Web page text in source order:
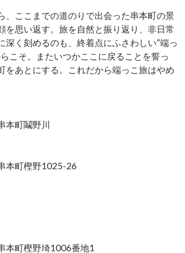
、ここまでの道のりで出会った串本町の景
を思い返す。旅を自然と振り返り、非日常
深く刻めるのも、終着点にふさわしい“端っ
こそ。またいつかここに戻ることを誓っ
をあとにする。これだから端っこ旅はやめ
本町鬮野川
本町樫野1025-26
本町樫野埼1006番地1